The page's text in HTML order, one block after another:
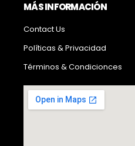
MÁS INFORMACIÓN
Contact Us
Políticas & Privacidad
Términos & Condicionces